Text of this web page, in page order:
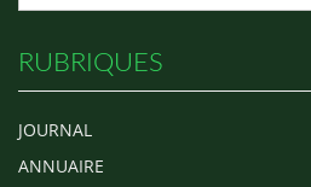
RUBRIQUES
JOURNAL
ANNUAIRE